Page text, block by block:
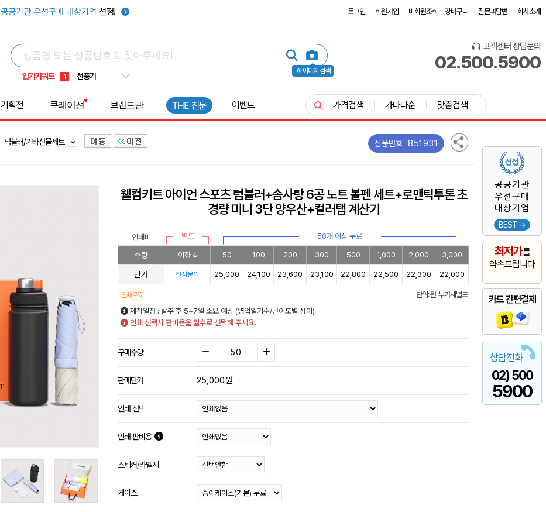
공공기관 우선구매 대상기업 선정! 로그인 회원가입 비회원조회 장바구니 질문과답변 회사소개
AI 이미지 검색
인기키워드
1 선풍기
2 부채
4 보온보냉백
6 우산
고객센터 상담문의
02.500.5900
공공기관
우선구매
대상기업
BEST →
최저가를
약속드립니다
카드 간편결제
상담전화
02) 500
5900
기획전 큐레이션 브랜드관 THE 전문 이벤트 가격검색 가나다순 맞춤검색
텀블러/기타선물세트 상품번호 851931
웰컴키트 아이언 스포츠 텀블러+솜사탕 6공 노트 볼펜 세트+로맨틱투톤 초
경량 미니 3단 양우산+컬러탭 계산기
인쇄비 별도 50개 이상 무료
수량 이하 50 100 200 300 500 1,000 2,000 3,000
단가 견적문의 25,000 24,100 23,600 23,100 22,800 22,500 22,300 22,000
인쇄무료
단위: 원 부가세별도
제작일정 : 발주 후 5~7일 소요 예상 (영업일기준/난이도별 상이)
인쇄 선택시 판비용을 필수로 선택해 주세요.
구매수량
판매단가 25,000원
인쇄 선택
인쇄 판비용
스티커/라벨지
케이스